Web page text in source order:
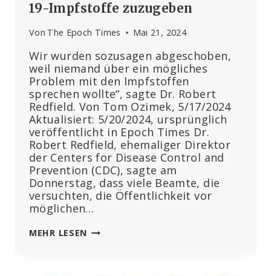
19-Impfstoffe zuzugeben
Von The Epoch Times Mai 21, 2024
Wir wurden sozusagen abgeschoben,
weil niemand über ein mögliches
Problem mit den Impfstoffen
sprechen wollte“, sagte Dr. Robert
Redfield. Von Tom Ozimek, 5/17/2024
Aktualisiert: 5/20/2024, ursprünglich
veröffentlicht in Epoch Times Dr.
Robert Redfield, ehemaliger Direktor
der Centers for Disease Control and
Prevention (CDC), sagte am
Donnerstag, dass viele Beamte, die
versuchten, die Öffentlichkeit vor
möglichen…
MEHR LESEN EX-